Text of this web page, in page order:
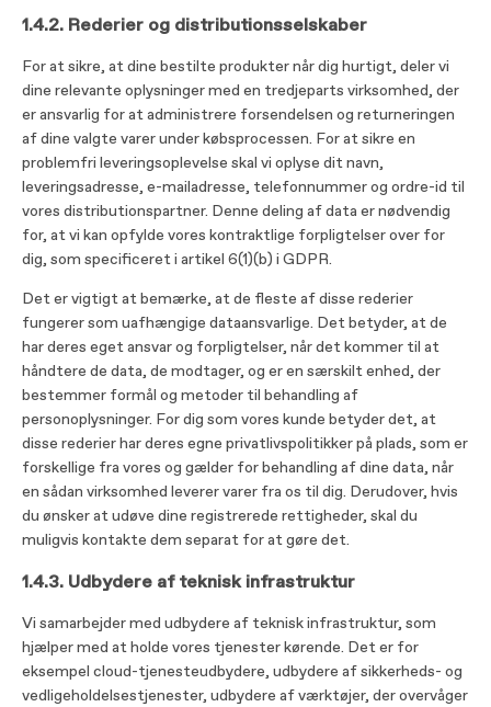
1.4.2. Rederier og distributionsselskaber
For at sikre, at dine bestilte produkter når dig hurtigt, deler vi
dine relevante oplysninger med en tredjeparts virksomhed, der
er ansvarlig for at administrere forsendelsen og returneringen
af ​​dine valgte varer under købsprocessen. For at sikre en
problemfri leveringsoplevelse skal vi oplyse dit navn,
leveringsadresse, e-mailadresse, telefonnummer og ordre-id til
vores distributionspartner. Denne deling af data er nødvendig
for, at vi kan opfylde vores kontraktlige forpligtelser over for
dig, som specificeret i artikel 6(1)(b) i GDPR.
Det er vigtigt at bemærke, at de fleste af disse rederier
fungerer som uafhængige dataansvarlige. Det betyder, at de
har deres eget ansvar og forpligtelser, når det kommer til at
håndtere de data, de modtager, og er en særskilt enhed, der
bestemmer formål og metoder til behandling af
personoplysninger. For dig som vores kunde betyder det, at
disse rederier har deres egne privatlivspolitikker på plads, som er
forskellige fra vores og gælder for behandling af dine data, når
en sådan virksomhed leverer varer fra os til dig. Derudover, hvis
du ønsker at udøve dine registrerede rettigheder, skal du
muligvis kontakte dem separat for at gøre det.
1.4.3. Udbydere af teknisk infrastruktur
Vi samarbejder med udbydere af teknisk infrastruktur, som
hjælper med at holde vores tjenester kørende. Det er for
eksempel cloud-tjenesteudbydere, udbydere af sikkerheds- og
vedligeholdelsestjenester, udbydere af værktøjer, der overvåger